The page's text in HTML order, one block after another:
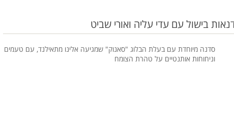
בישול עם עדי עליה ואורי שביט
סדנה מיוחדת עם בעלת הבלוג "סאנוק" שמגיעה אלינו מתאילנד, עם טעמים
וניחוחות אותנטיים על טהרת הצומח